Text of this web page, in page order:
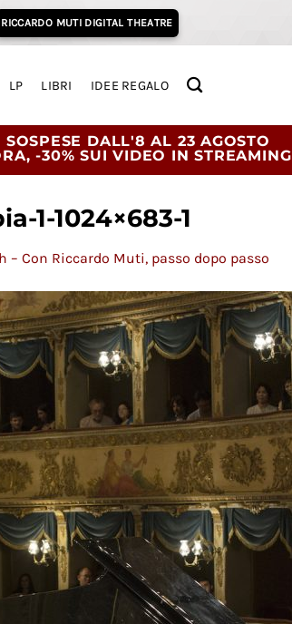
RICCARDO MUTI DIGITAL THEATRE
LP LIBRI IDEE REGALO
DALL'8 AL 23 AGOSTO
-30% SUI VIDEO IN STREAMING
1-1024×683-1
– Con Riccardo Muti, passo dopo passo